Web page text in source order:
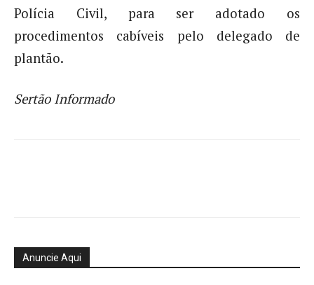
Polícia Civil, para ser adotado os
procedimentos cabíveis pelo delegado de
plantão.
Sertão Informado
Anuncie Aqui